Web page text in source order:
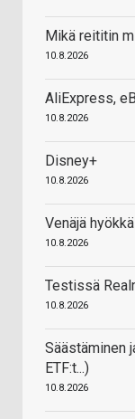
Mikä reititin
10.8.2026
AliExpress,
10.8.2026
Disney+
10.8.2026
Venäjä
10.8.2026
Testissä
10.8.2026
Säästäminen
ETF:t...)
10.8.2026